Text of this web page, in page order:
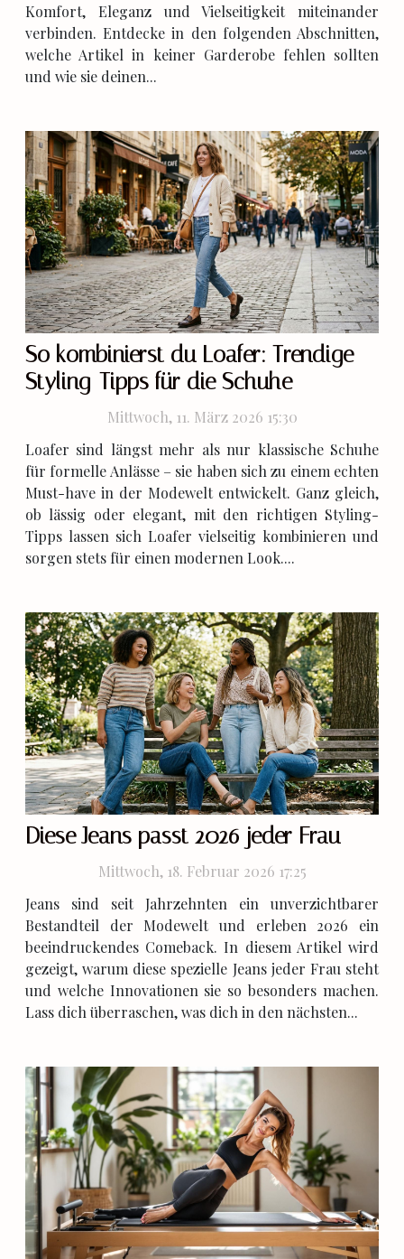
Komfort, Eleganz und Vielseitigkeit miteinander
verbinden. Entdecke in den folgenden Abschnitten,
welche Artikel in keiner Garderobe fehlen sollten
und wie sie deinen...
So kombinierst du Loafer: Trendige
Styling-Tipps für die Schuhe
Mittwoch, 11. März 2026 15:30
Loafer sind längst mehr als nur klassische Schuhe
für formelle Anlässe – sie haben sich zu einem echten
Must-have in der Modewelt entwickelt. Ganz gleich,
ob lässig oder elegant, mit den richtigen Styling-
Tipps lassen sich Loafer vielseitig kombinieren und
sorgen stets für einen modernen Look....
Diese Jeans passt 2026 jeder Frau
Mittwoch, 18. Februar 2026 17:25
Jeans sind seit Jahrzehnten ein unverzichtbarer
Bestandteil der Modewelt und erleben 2026 ein
beeindruckendes Comeback. In diesem Artikel wird
gezeigt, warum diese spezielle Jeans jeder Frau steht
und welche Innovationen sie so besonders machen.
Lass dich überraschen, was dich in den nächsten...